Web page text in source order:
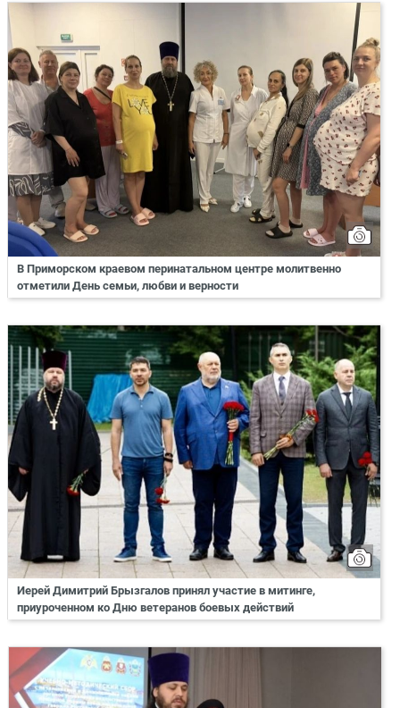
В Приморском краевом перинатальном центре молитвенно
отметили День семьи, любви и верности
Иерей Димитрий Брызгалов принял участие в митинге,
приуроченном ко Дню ветеранов боевых действий